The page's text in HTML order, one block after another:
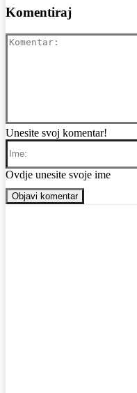
Komentiraj
Unesite svoj komentar!
Ovdje unesite svoje ime